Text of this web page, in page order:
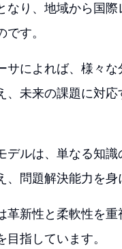
なり、地域から国
す。
サによれば、様々
、未来の課題に対
デルは、単なる知
問題解決能力を身
革新性と柔軟性を
指しています。